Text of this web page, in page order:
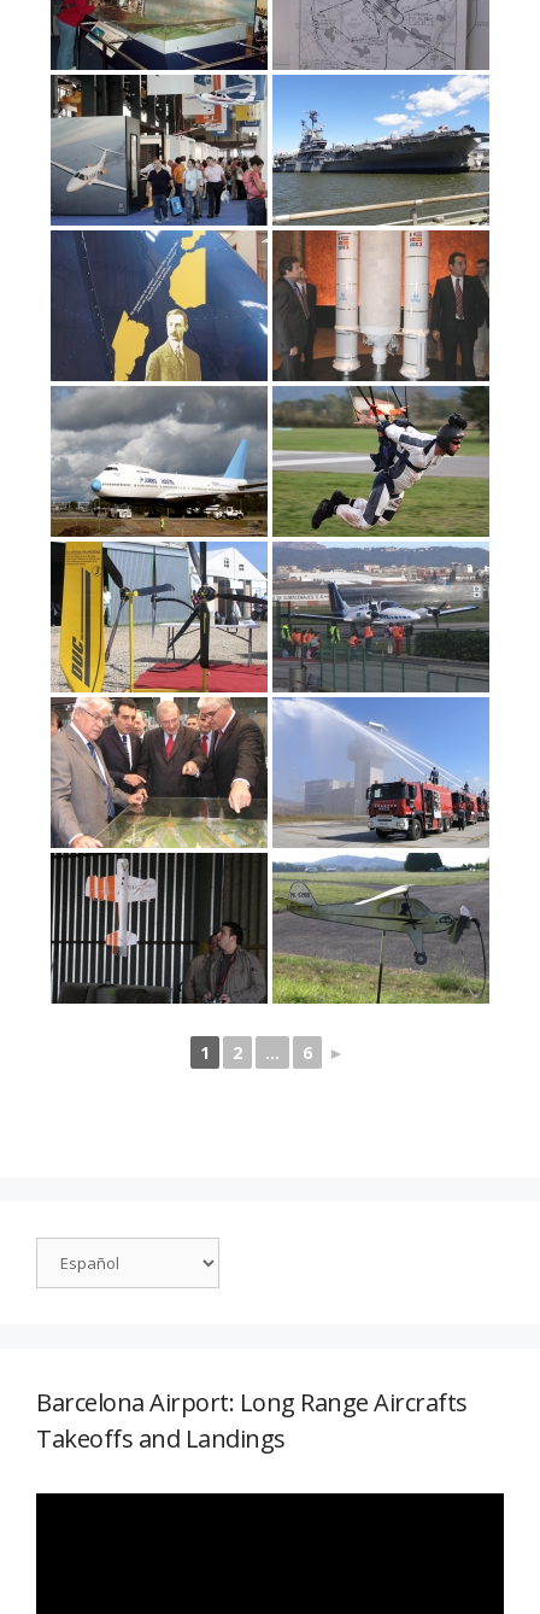
1 2 ... 6 ►
Barcelona Airport: Long Range Aircrafts
Takeoffs and Landings